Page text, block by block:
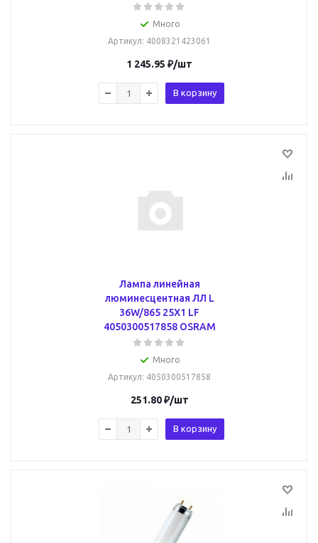
Много
Артикул: 4008321423061
1 245.95 ₽/шт
В корзину
Лампа линейная
люминесцентная ЛЛ L
36W/865 25X1 LF
4050300517858 OSRAM
Много
Артикул: 4050300517858
251.80₽/шт
В корзину